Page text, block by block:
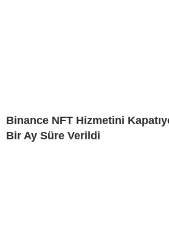
Binance NFT Hizmetini
Bir Ay Süre Verildi